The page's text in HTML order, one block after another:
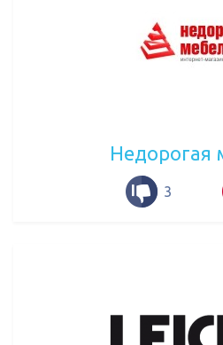
Недорогая
3